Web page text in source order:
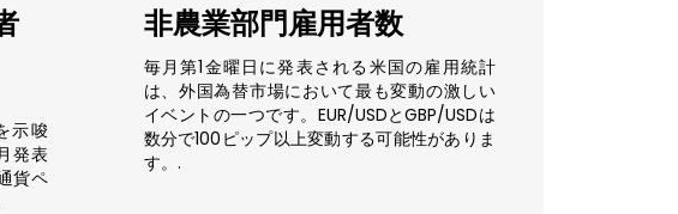
示唆
発表
貨ペ
非農業部門雇用者数
毎月第1金曜日に発表される米国の雇用統計
は、外国為替市場において最も変動の激しい
イベントの一つです。EUR/USDとGBP/USDは
数分で100ピップ以上変動する可能性がありま
す。.